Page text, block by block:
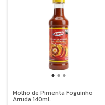
Molho de Pimenta Foguinho
Arruda 140mL